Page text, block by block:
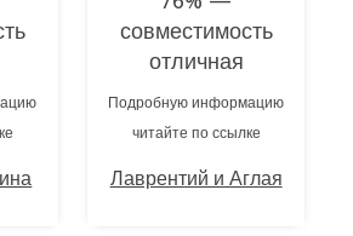
совместимость
отличная
Подробную информацию
читайте по ссылке
Лаврентий и Аглая